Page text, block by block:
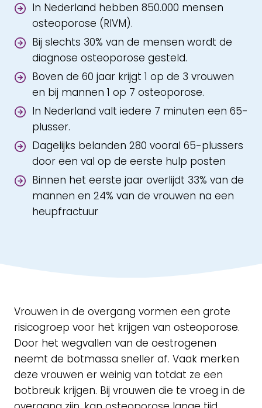
In Nederland hebben 850.000 mensen
osteoporose (RIVM).
Bij slechts 30% van de mensen wordt de
diagnose osteoporose gesteld.
Boven de 60 jaar krijgt 1 op de 3 vrouwen
en bij mannen 1 op 7 osteoporose.
In Nederland valt iedere 7 minuten een 65-
plusser.
Dagelijks belanden 280 vooral 65-plussers
door een val op de eerste hulp posten
Binnen het eerste jaar overlijdt 33% van de
mannen en 24% van de vrouwen na een
heupfractuur
Vrouwen in de overgang vormen een grote
risicogroep voor het krijgen van osteoporose.
Door het wegvallen van de oestrogenen
neemt de botmassa sneller af. Vaak merken
deze vrouwen er weinig van totdat ze een
botbreuk krijgen. Bij vrouwen die te vroeg in de